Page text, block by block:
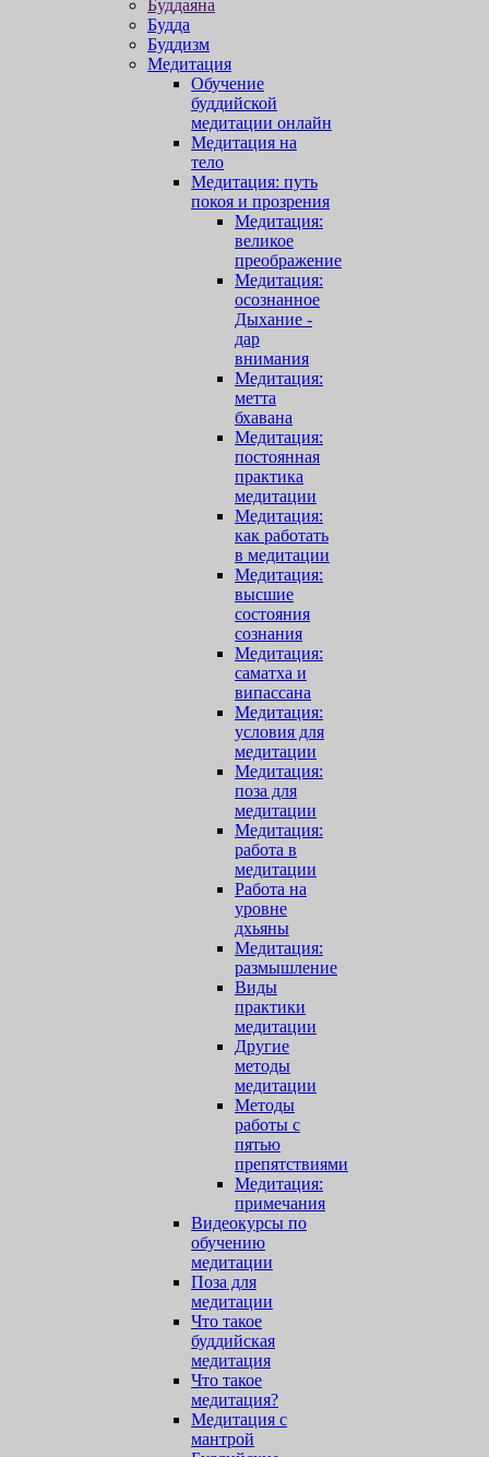
Буддаяна
Будда
Буддизм
Медитация
Обучение
буддийской
медитации онлайн
Медитация на
тело
Медитация: путь
покоя и прозрения
Медитация:
великое
преображение
Медитация:
осознанное
Дыхание -
дар
внимания
Медитация:
метта
бхавана
Медитация:
постоянная
практика
медитации
Медитация:
как работать
в медитации
Медитация:
высшие
состояния
сознания
Медитация:
саматха и
випассана
Медитация:
условия для
медитации
Медитация:
поза для
медитации
Медитация:
работа в
медитации
Работа на
уровне
дхьяны
Медитация:
размышление
Виды
практики
медитации
Другие
методы
медитации
Методы
работы с
пятью
препятствиями
Медитация:
примечания
Видеокурсы по
обучению
медитации
Поза для
медитации
Что такое
буддийская
медитация
Что такое
медитация?
Медитация с
мантрой